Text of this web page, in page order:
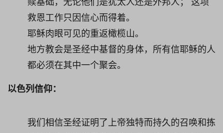
赎基础，无论他们是犹太人还是外邦人； 这项
救恩工作只因信心而得着。
耶稣肉眼可见的重返橄榄山。
地方教会是圣经中基督的身体，所有信耶稣的人
都必须在其中一个聚会。
以色列信仰：
我们相信圣经证明了上帝独特而持久的召唤和拣